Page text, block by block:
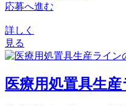
応募へ進む
詳しく
見る
医療用処置具生